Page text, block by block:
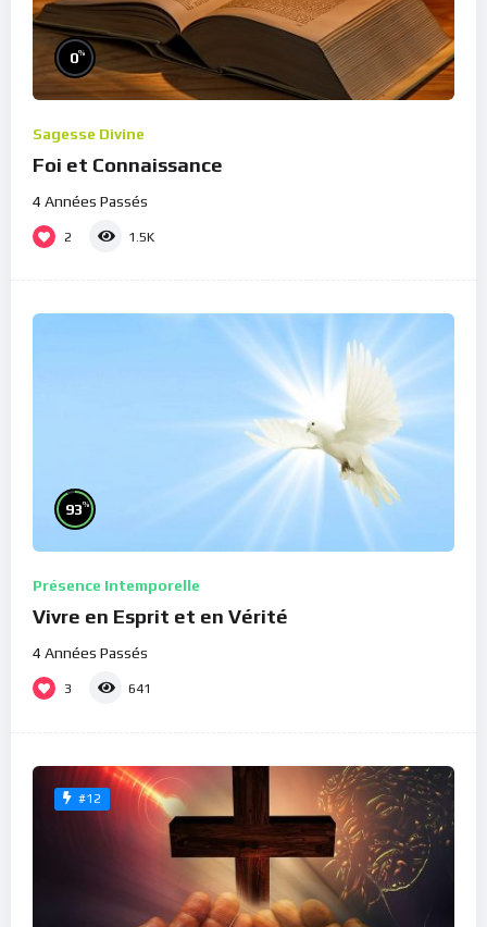
0%
Sagesse Divine
Foi et Connaissance
4 Années Passés
2 1.5K
93%
Présence Intemporelle
Vivre en Esprit et en Vérité
4 Années Passés
3 641
#12